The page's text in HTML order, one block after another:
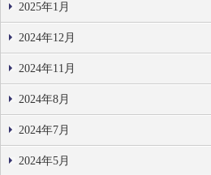
2025年1月
2024年12月
2024年11月
2024年8月
2024年7月
2024年5月